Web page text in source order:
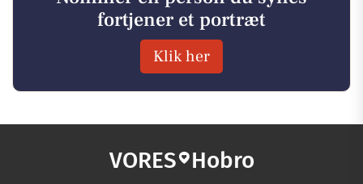
fortjener et portræt
Klik her
VORES Hobro